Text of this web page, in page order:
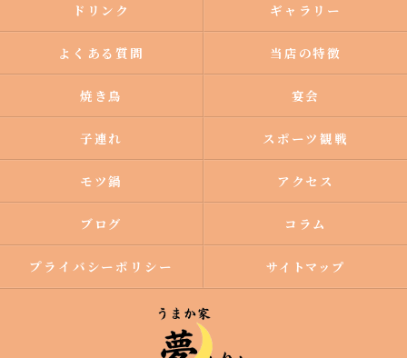
ドリンク ギャラリー
よくある質問 当店の特徴
焼き鳥 宴会
子連れ スポーツ観戦
モツ鍋 アクセス
ブログ コラム
プライバシーポリシー サイトマップ